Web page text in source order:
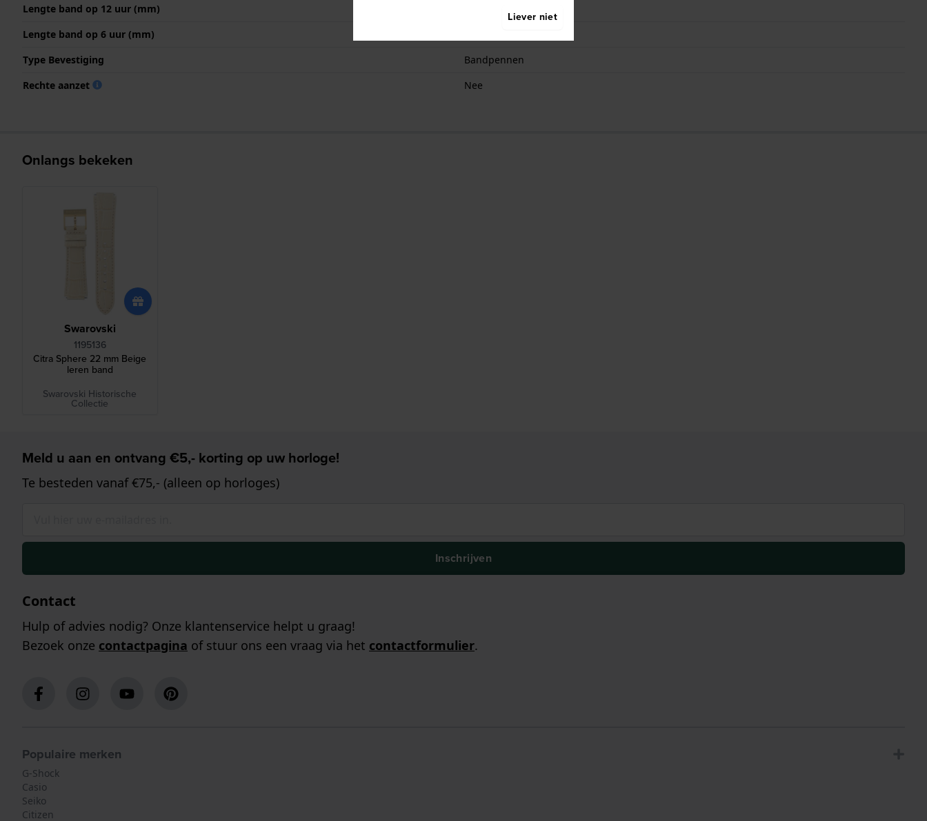
Lengte band op 12 uur (mm)
Lengte band op 6 uur (mm)
Type Bevestiging
Bandpennen
Rechte aanzet
Nee
Onlangs bekeken
Swarovski
1195136
Citra Sphere 22 mm Beige
leren band
Swarovski Historische
Collectie
Meld u aan en ontvang €5,- korting op uw horloge!
Te besteden vanaf €75,- (alleen op horloges)
Inschrijven
Contact
Hulp of advies nodig? Onze klantenservice helpt u graag!
Bezoek onze contactpagina of stuur ons een vraag via het contactformulier.
Populaire merken
G-Shock
Casio
Seiko
Citizen
Liever niet